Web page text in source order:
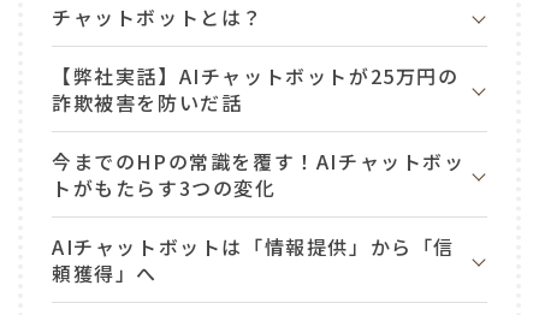
チャットボットとは？
【弊社実話】AIチャットボットが25万円の
詐欺被害を防いだ話
今までのHPの常識を覆す！AIチャットボッ
トがもたらす3つの変化
AIチャットボットは「情報提供」から「信
頼獲得」へ